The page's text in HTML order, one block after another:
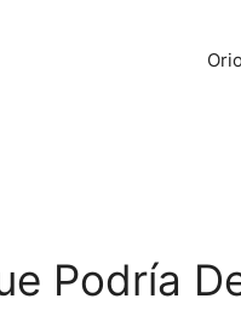
Podría